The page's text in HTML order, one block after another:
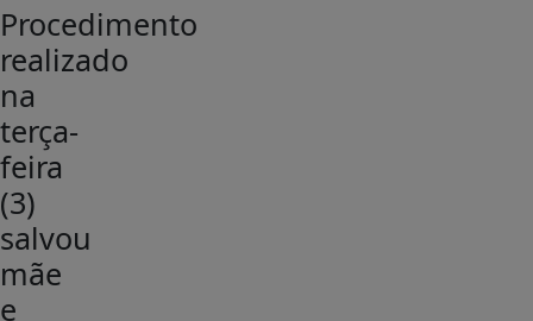
Procedimento
realizado
na
terça-
feira
(3)
salvou
mãe
e